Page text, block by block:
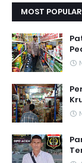
MOST POPULAR